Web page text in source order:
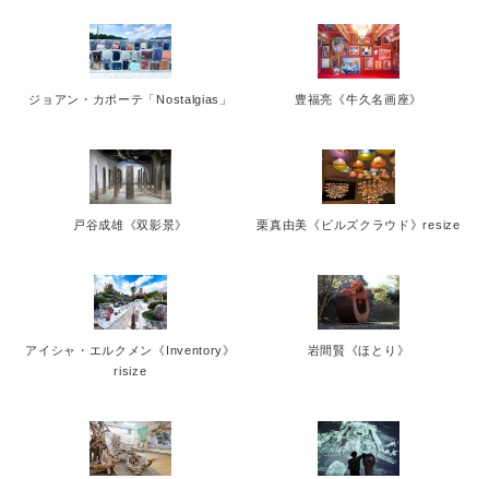
ジョアン・カポーテ「Nostalgias」 豊福亮《牛久名画座》
戸谷成雄《双影景》 栗真由美《ビルズクラウド》resize
アイシャ・エルクメン《Inventory》
risize
岩間賢《ほとり》